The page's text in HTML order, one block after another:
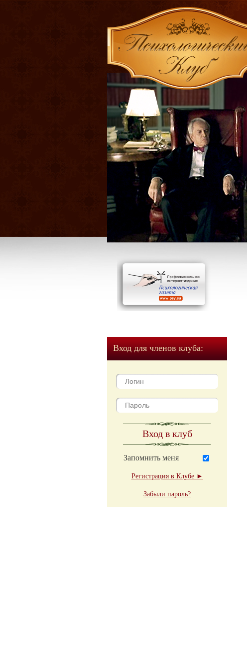
Вход для членов клуба:
Вход в клуб
Запомнить меня
Регистрация в Клубе ►
Забыли пароль?